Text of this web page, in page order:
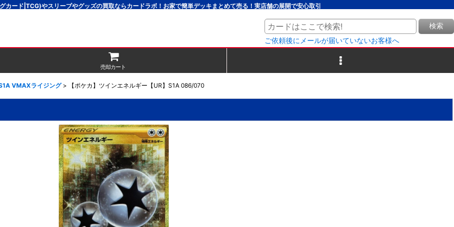
カード|TCG)やスリーブやグッズの買取ならカードラボ！お家で簡単デッキまとめて売る！実店舗の展開で安心取引
検索
ご依頼後にメールが届いていないお客様へ
売却カート
VMAXライジング > 【ポケカ】ツインエネルギー【UR】S1A 086/070